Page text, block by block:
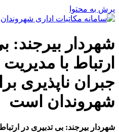
پرش به محتوا
شهردار بیرجند:
ارتباط با
جبران ناپذیری
شهروندان است
شهردار بیرجند: بی تدبیری در